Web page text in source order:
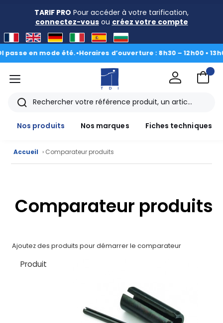
TARIF PRO Pour accéder à votre tarification,
connectez-vousou créez votre compte
en mode été.•Horaires d’ouverture : 8h30 – 12h00 • 13h00
produits
CAD/3D
Nos
menu
Rechercher
Nos produits
Nos marques Fiches techniques
Accueil › Comparateur produits
Comparateur produits
Ajoutez des produits pour démarrer le comparateur
Produit